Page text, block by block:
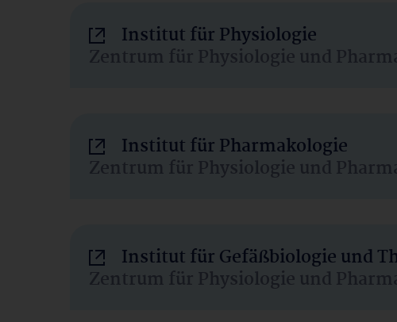
Institut für Physiologie
Zentrum für Physiologie und
Institut für Pharmakologie
Zentrum für Physiologie und
Institut für Gefäßbiologie und
Zentrum für Physiologie und